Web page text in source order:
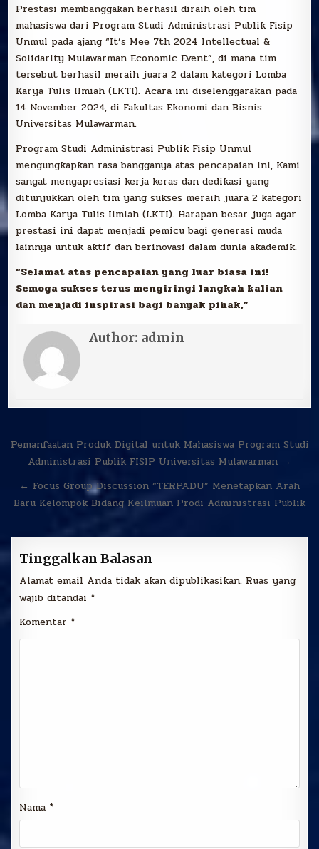
Prestasi membanggakan berhasil diraih oleh tim
mahasiswa dari Program Studi Administrasi Publik Fisip
Unmul pada ajang “It’s Mee 7th 2024 Intellectual &
Solidarity Mulawarman Economic Event”, di mana tim
tersebut berhasil meraih juara 2 dalam kategori Lomba
Karya Tulis Ilmiah (LKTI). Acara ini diselenggarakan pada
14 November 2024, di Fakultas Ekonomi dan Bisnis
Universitas Mulawarman.
Program Studi Administrasi Publik Fisip Unmul
mengungkapkan rasa bangganya atas pencapaian ini, Kami
sangat mengapresiasi kerja keras dan dedikasi yang
ditunjukkan oleh tim yang sukses meraih juara 2 kategori
Lomba Karya Tulis Ilmiah (LKTI). Harapan besar juga agar
prestasi ini dapat menjadi pemicu bagi generasi muda
lainnya untuk aktif dan berinovasi dalam dunia akademik.
“Selamat atas pencapaian yang luar biasa ini!
Semoga sukses terus mengiringi langkah kalian
dan menjadi inspirasi bagi banyak pihak,”
Author: admin
Navigasi
pos
Pemanfaatan Produk Digital untuk Mahasiswa Program Studi
Administrasi Publik FISIP Universitas Mulawarman →
← Focus Group Discussion “TERPADU” Menetapkan Arah
Baru Kelompok Bidang Keilmuan Prodi Administrasi Publik
Tinggalkan Balasan
Alamat email Anda tidak akan dipublikasikan. Ruas yang
wajib ditandai *
Komentar *
Nama *